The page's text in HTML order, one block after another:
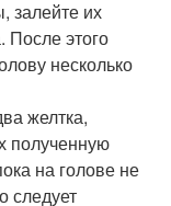
залейте их
После этого
несколько
желтка,
полученную
на голове не
следует